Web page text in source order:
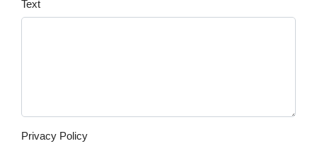
Text
Privacy Policy